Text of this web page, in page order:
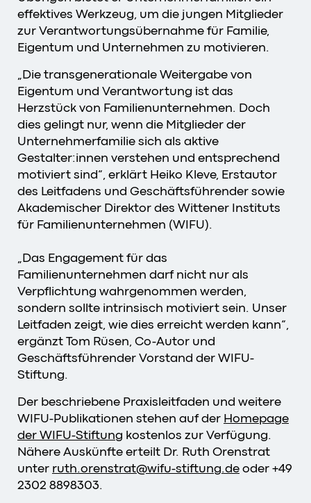
effektives Werkzeug, um die jungen Mitglieder
zur Verantwortungsübernahme für Familie,
Eigentum und Unternehmen zu motivieren.
„Die transgenerationale Weitergabe von
Eigentum und Verantwortung ist das
Herzstück von Familienunternehmen. Doch
dies gelingt nur, wenn die Mitglieder der
Unternehmerfamilie sich als aktive
Gestalter:innen verstehen und entsprechend
motiviert sind“, erklärt Heiko Kleve, Erstautor
des Leitfadens und Geschäftsführender sowie
Akademischer Direktor des Wittener Instituts
für Familienunternehmen (WIFU).
„Das Engagement für das
Familienunternehmen darf nicht nur als
Verpflichtung wahrgenommen werden,
sondern sollte intrinsisch motiviert sein. Unser
Leitfaden zeigt, wie dies erreicht werden kann“,
ergänzt Tom Rüsen, Co-Autor und
Geschäftsführender Vorstand der WIFU-
Stiftung.
Der beschriebene Praxisleitfaden und weitere
WIFU-Publikationen stehen auf der Homepage
der WIFU-Stiftung kostenlos zur Verfügung.
Nähere Auskünfte erteilt Dr. Ruth Orenstrat
unter ruth.orenstrat@wifu-stiftung.de oder +49
2302 8898303.